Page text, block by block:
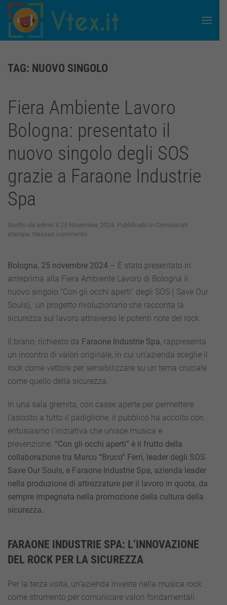
Skip to main content
TAG: NUOVO SINGOLO
Fiera Ambiente Lavoro
Bologna: presentato il
nuovo singolo degli SOS
grazie a Faraone Industrie
Spa
Scritto da admin il 25 Novembre 2024. Pubblicato in Comunicati
stampa. Nessun commentosu
Lavoro
Bologna:
presentato
singolo
degli
a
Faraone
Industrie
Spa
Bologna, 25 novembre 2024 – È stato presentato in
anteprima alla Fiera Ambiente Lavoro di Bologna il
nuovo singolo “Con gli occhi aperti” degli SOS ( Save Our
Souls), un progetto rivoluzionario che racconta la
sicurezza sul lavoro attraverso le potenti note del rock.
Il brano, richiesto da Faraone Industrie Spa, rappresenta
un incontro di valori originale, in cui un’azienda sceglie il
rock come vettore per sensibilizzare su un tema cruciale
come quello della sicurezza.
In una sala gremita, con casse aperte per permettere
l’ascolto a tutto il padiglione, il pubblico ha accolto con
entusiasmo l’iniziativa che unisce musica e
prevenzione. “Con gli occhi aperti” è il frutto della
collaborazione tra Marco “Bruco” Ferri, leader degli SOS
Save Our Souls, e Faraone Industrie Spa, azienda leader
nella produzione di attrezzature per il lavoro in quota, da
sempre impegnata nella promozione della cultura della
sicurezza.
FARAONE INDUSTRIE SPA: L’INNOVAZIONE
DEL ROCK PER LA SICUREZZA
Per la terza volta, un’azienda investe nella musica rock
come strumento per comunicare valori fondamentali.